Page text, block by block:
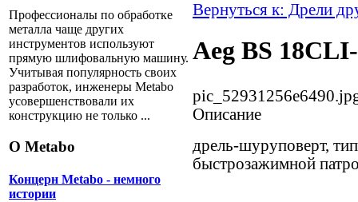
Профессионалы по обработке
металла чаще других
инструментов используют
прямую шлифовальную машину.
Учитывая популярность своих
разработок, инженеры Metabo
усовершенствовали их
конструкцию не только ...
О Metabo
Концерн Metabo - немного
истории
Вернуться к: Дрели
Aeg BS
Описание
дрель-шуруповерт,
быстрозажимной